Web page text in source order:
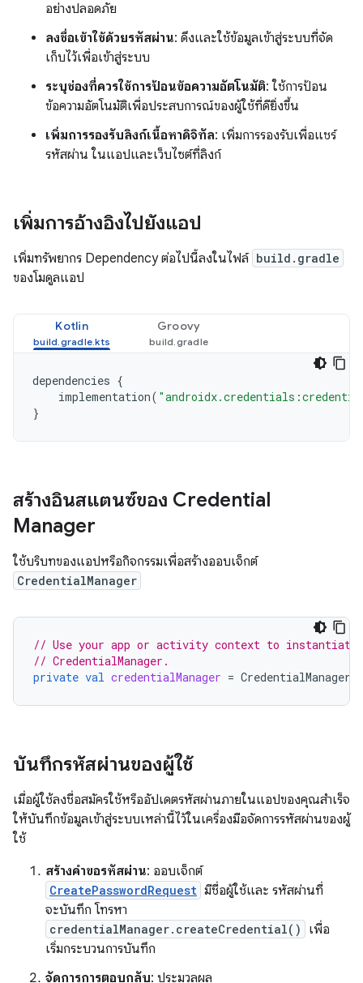
อย่างปลอดภัย
ลงชื่อเข้าใช้ด้วยรหัสผ่าน: ดึงและใช้ข้อมูลเข้าสู่ระบบที่จัด
เก็บไว้เพื่อเข้าสู่ระบบ
ระบุช่องที่ควรใช้การป้อนข้อความอัตโนมัติ: ใช้การป้อน
ข้อความอัตโนมัติเพื่อประสบการณ์ของผู้ใช้ที่ดียิ่งขึ้น
เพิ่มการรองรับลิงก์เนื้อหาดิจิทัล: เพิ่มการรองรับเพื่อแชร์
รหัสผ่าน ในแอปและเว็บไซต์ที่ลิงก์
เพิ่มการอ้างอิงไปยังแอป
เพิ่มทรัพยากร Dependency ต่อไปนี้ลงในไฟล์ build.gradle
ของโมดูลแอป
Kotlin Groovy
dependencies {
implementation(
}
สร้างอินสแตนซ์ของ Credential
Manager
ใช้บริบทของแอปหรือกิจกรรมเพื่อสร้างออบเจ็กต์
CredentialManager
// Use your app or activity context to
// CredentialManager.
private val credentialManager = CredentialManager
บันทึกรหัสผ่านของผู้ใช้
เมื่อผู้ใช้ลงชื่อสมัครใช้หรืออัปเดตรหัสผ่านภายในแอปของคุณสำเร็จ
ให้บันทึกข้อมูลเข้าสู่ระบบเหล่านี้ไว้ในเครื่องมือจัดการรหัสผ่านของผู้
ใช้
สร้างคำขอรหัสผ่าน: ออบเจ็กต์
CreatePasswordRequest มีชื่อผู้ใช้และ รหัสผ่านที่
จะบันทึก โทรหา
credentialManager.createCredential()
เพื่อ
เริ่มกระบวนการบันทึก
จัดการการตอบกลับ: ประมวลผล